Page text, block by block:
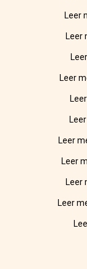
Leer
Leer
Leer
Leer
Leer
Leer
Leer